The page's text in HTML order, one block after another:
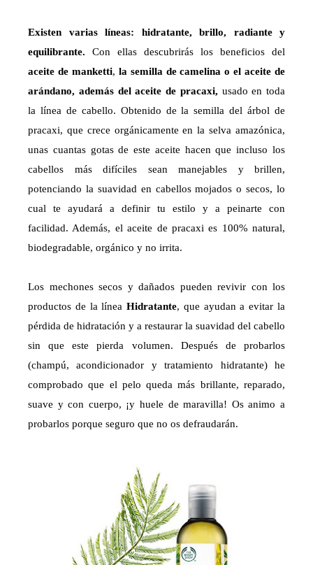
Existen varias líneas: hidratante, brillo, radiante y
equilibrante. Con ellas descubrirás los beneficios del
aceite de manketti, la semilla de camelina o el aceite de
arándano, además del aceite de pracaxi, usado en toda
la línea de cabello. Obtenido de la semilla del árbol de
pracaxi, que crece orgánicamente en la selva amazónica,
unas cuantas gotas de este aceite hacen que incluso los
cabellos más difíciles sean manejables y brillen,
potenciando la suavidad en cabellos mojados o secos, lo
cual te ayudará a definir tu estilo y a peinarte con
facilidad. Además, el aceite de pracaxi es 100% natural,
biodegradable, orgánico y no irrita.
Los mechones secos y dañados pueden revivir con los
productos de la líneaHidratante, que ayudan a evitar la
pérdida de hidratación y a restaurar la suavidad del cabello
sin que este pierda volumen. Después de probarlos
(champú, acondicionador y tratamiento hidratante) he
comprobado que el pelo queda más brillante, reparado,
suave y con cuerpo, ¡y huele de maravilla! Os animo a
probarlos porque seguro que no os defraudarán.